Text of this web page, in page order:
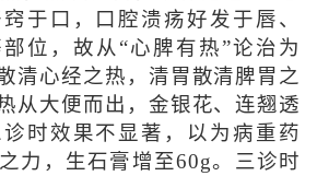
于口，口腔溃疡好发于唇、
位，故从“心脾有热”论治为
清心经之热，清胃散清脾胃之
从大便而出，金银花、连翘透
时效果不显著，以为病重药
力，生石膏增至60g。三诊时